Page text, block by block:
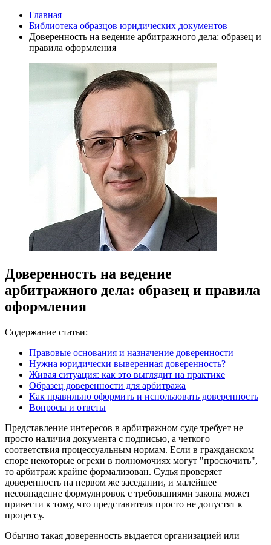
Главная
Библиотека образцов юридических документов
Доверенность на ведение арбитражного дела: образец и
правила оформления
Доверенность на ведение
арбитражного дела: образец и правила
оформления
Содержание статьи:
Правовые основания и назначение доверенности
Нужна юридически выверенная доверенность?
Живая ситуация: как это выглядит на практике
Образец доверенности для арбитража
Как правильно оформить и использовать доверенность
Вопросы и ответы
Представление интересов в арбитражном суде требует не
просто наличия документа с подписью, а четкого
соответствия процессуальным нормам. Если в гражданском
споре некоторые огрехи в полномочиях могут "проскочить",
то арбитраж крайне формализован. Судья проверяет
доверенность на первом же заседании, и малейшее
несовпадение формулировок с требованиями закона может
привести к тому, что представителя просто не допустят к
процессу.
Обычно такая доверенность выдается организацией или